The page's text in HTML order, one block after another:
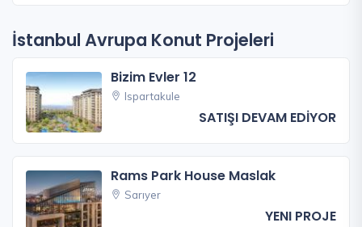
İstanbul Avrupa Konut Projeleri
Bizim Evler 12
Ispartakule
SATIŞI DEVAM EDİYOR
Rams Park House Maslak
Sarıyer
YENI PROJE